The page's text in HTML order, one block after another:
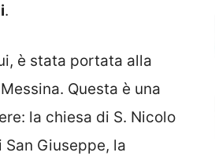
.
è stata portata alla
Questa è una
la chiesa di S. Nicolo
Giuseppe, la